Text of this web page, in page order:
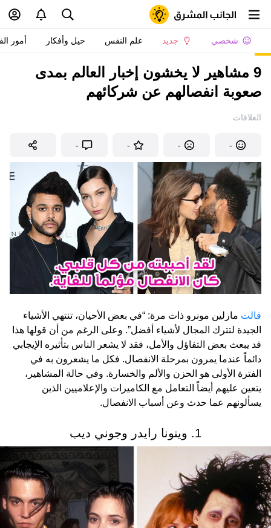
شخصي جديد علم النفس حيل وأفكار أمور
9 مشاهير لا يخشون إخبار العالم بمدى
صعوبة انفصالهم عن شركائهم
العلاقات
-
-
-
-
قالت مارلين مونرو ذات مرة: “في بعض الأحيان، تنتهي الأشياء
الجيدة لتترك المجال لأشياء أفضل”. وعلى الرغم من أن قولها هذا
قد يبعث بعض التفاؤل والأمل، فقد لا يشعر الناس بتأثيره الإيجابي
دائماً عندما يمرون بمرحلة الانفصال. فكل ما يشعرون به في
الفترة الأولى هو الحزن والألم والخسارة. وفي حالة المشاهير،
يتعين عليهم أيضاً التعامل مع الكاميرات والإعلاميين الذين
يسألونهم عما حدث وعن أسباب الانفصال.
1. وينونا رايدر وجوني ديب